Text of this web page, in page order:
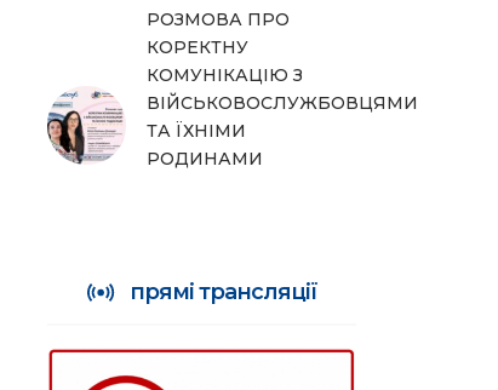
РОЗМОВА ПРО
КОРЕКТНУ
КОМУНІКАЦІЮ З
ВІЙСЬКОВОСЛУЖБОВЦЯМИ
ТА ЇХНІМИ
РОДИНАМИ
прямі трансляції